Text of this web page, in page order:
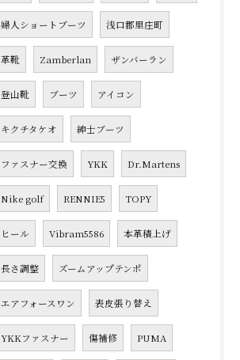
婦人ショートブーツ 浅口郡里庄町
革靴 Zamberlan ザンバーラン
登山靴 ブーツ アイコン
キクチタケオ 紳士ブーツ
ファスナー交換 YKK Dr.Martens
Nike golf RENNIE5 TOPY
ヒール Vibram5586 本革積上げ
長さ調整 ズームアップテンポ
エアフォースワン 表皮張り替え
YKKファスナー 傷補修 PUMA